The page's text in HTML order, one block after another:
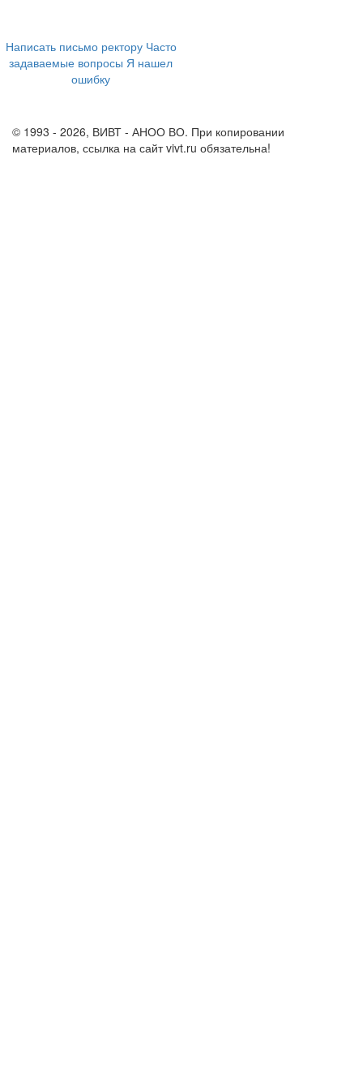
Написать письмо ректору Часто
задаваемые вопросы Я нашел
ошибку
© 1993 - 2026, ВИВТ - АНОО ВО. При копировании
материалов, ссылка на сайт vivt.ru обязательна!